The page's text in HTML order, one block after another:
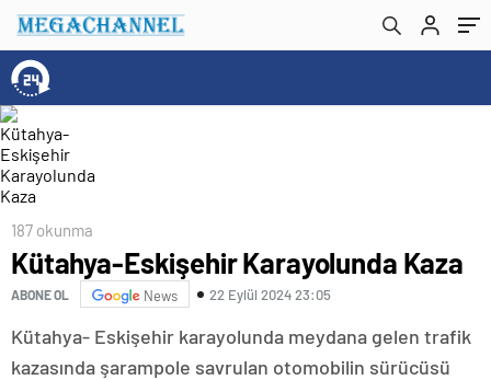
187 okunma
Kütahya-Eskişehir Karayolunda Kaza
ABONE OL News 22 Eylül 2024 23:05
Kütahya- Eskişehir karayolunda meydana gelen trafik
kazasında şarampole savrulan otomobilin sürücüsü